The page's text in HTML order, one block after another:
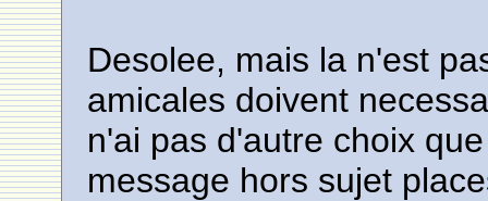
Desolee, mais la n'est
amicales doivent
n'ai pas d'autre choix
message hors sujet